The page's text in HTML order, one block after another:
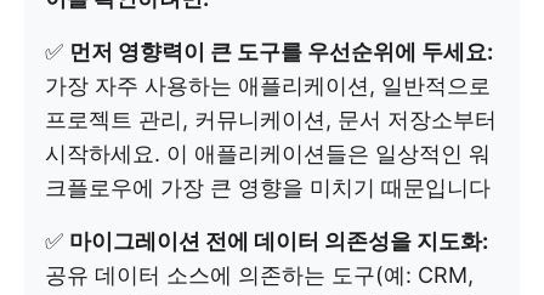
✅ 먼저 영향력이 큰 도구를 우선순위에 두세요:
가장 자주 사용하는 애플리케이션, 일반적으로
프로젝트 관리, 커뮤니케이션, 문서 저장소부터
시작하세요. 이 애플리케이션들은 일상적인 워
크플로우에 가장 큰 영향을 미치기 때문입니다
✅ 마이그레이션 전에 데이터 의존성을 지도화:
공유 데이터 소스에 의존하는 도구(예: CRM,